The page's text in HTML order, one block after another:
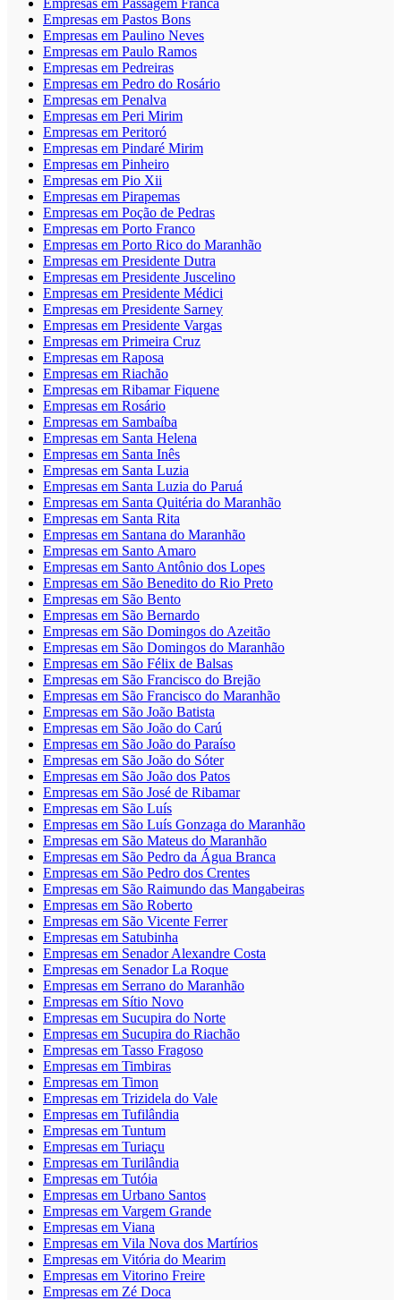
Empresas em Passagem Franca
Empresas em Pastos Bons
Empresas em Paulino Neves
Empresas em Paulo Ramos
Empresas em Pedreiras
Empresas em Pedro do Rosário
Empresas em Penalva
Empresas em Peri Mirim
Empresas em Peritoró
Empresas em Pindaré Mirim
Empresas em Pinheiro
Empresas em Pio Xii
Empresas em Pirapemas
Empresas em Poção de Pedras
Empresas em Porto Franco
Empresas em Porto Rico do Maranhão
Empresas em Presidente Dutra
Empresas em Presidente Juscelino
Empresas em Presidente Médici
Empresas em Presidente Sarney
Empresas em Presidente Vargas
Empresas em Primeira Cruz
Empresas em Raposa
Empresas em Riachão
Empresas em Ribamar Fiquene
Empresas em Rosário
Empresas em Sambaíba
Empresas em Santa Helena
Empresas em Santa Inês
Empresas em Santa Luzia
Empresas em Santa Luzia do Paruá
Empresas em Santa Quitéria do Maranhão
Empresas em Santa Rita
Empresas em Santana do Maranhão
Empresas em Santo Amaro
Empresas em Santo Antônio dos Lopes
Empresas em São Benedito do Rio Preto
Empresas em São Bento
Empresas em São Bernardo
Empresas em São Domingos do Azeitão
Empresas em São Domingos do Maranhão
Empresas em São Félix de Balsas
Empresas em São Francisco do Brejão
Empresas em São Francisco do Maranhão
Empresas em São João Batista
Empresas em São João do Carú
Empresas em São João do Paraíso
Empresas em São João do Sóter
Empresas em São João dos Patos
Empresas em São José de Ribamar
Empresas em São Luís
Empresas em São Luís Gonzaga do Maranhão
Empresas em São Mateus do Maranhão
Empresas em São Pedro da Água Branca
Empresas em São Pedro dos Crentes
Empresas em São Raimundo das Mangabeiras
Empresas em São Roberto
Empresas em São Vicente Ferrer
Empresas em Satubinha
Empresas em Senador Alexandre Costa
Empresas em Senador La Roque
Empresas em Serrano do Maranhão
Empresas em Sítio Novo
Empresas em Sucupira do Norte
Empresas em Sucupira do Riachão
Empresas em Tasso Fragoso
Empresas em Timbiras
Empresas em Timon
Empresas em Trizidela do Vale
Empresas em Tufilândia
Empresas em Tuntum
Empresas em Turiaçu
Empresas em Turilândia
Empresas em Tutóia
Empresas em Urbano Santos
Empresas em Vargem Grande
Empresas em Viana
Empresas em Vila Nova dos Martírios
Empresas em Vitória do Mearim
Empresas em Vitorino Freire
Empresas em Zé Doca